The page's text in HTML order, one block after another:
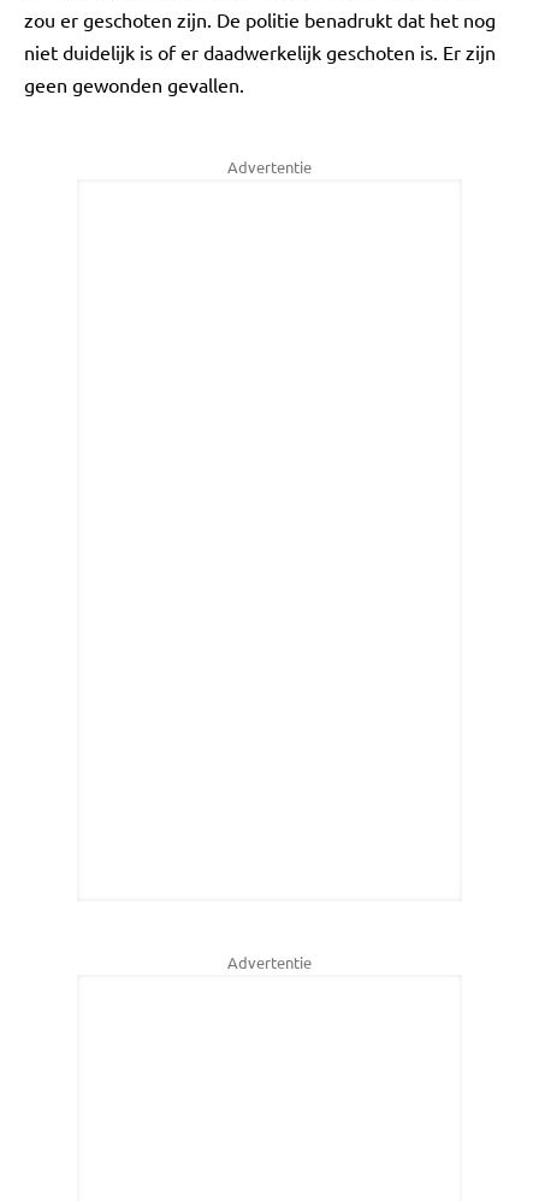
zou er geschoten zijn. De politie benadrukt dat het nog
niet duidelijk is of er daadwerkelijk geschoten is. Er zijn
geen gewonden gevallen.
Advertentie
Advertentie